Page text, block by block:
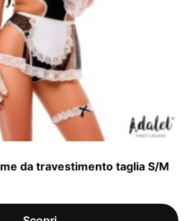
da travestimento taglia S/M